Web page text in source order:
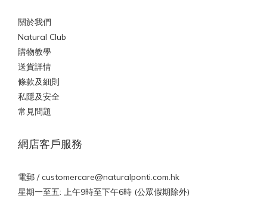
關於我們
Natural Club
購物教學
送貨詳情
條款及細則
私隱及安全
常見問題
網店客戶服務
電郵 /customercare@naturalponti.com.hk
星期一至五: 上午9時至下午6時 (公眾假期除外)